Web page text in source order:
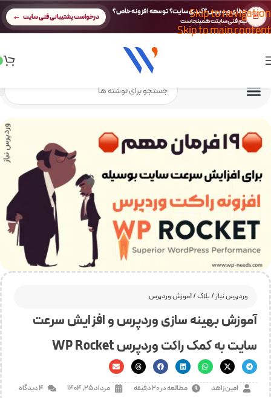
Skip to navigation
Skip to main content
🚨 خطای وردپرس؟ کندی سایت؟ توسعه افزونه خاص؟
تیم فنی سایتت همینجاست درخواست پشتیبانی فنی سایت
وردپرس نیاز/ بلاگ/آموزش وردپرس
آموزش بهینه سازی وردپرس و افزایش سرعت
سایت به کمک راکت وردپرس WP Rocket
امین زاهد مطالعه در 20 دقیقه مرداد 25, 1404 4 دیدگاه